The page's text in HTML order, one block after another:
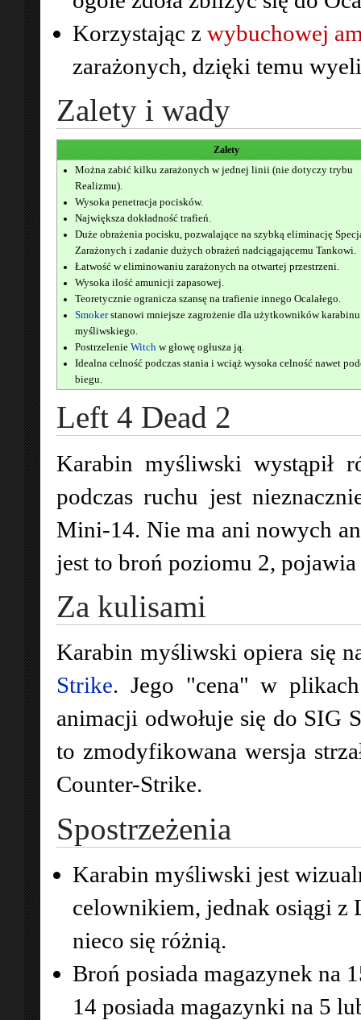
Korzystając z wybuchowej
zarażonych, dzięki temu
Zalety i wady
Zalety
Można zabić kilku zarażonych w jednej linii (nie dotyczy trybu
Realizmu).
Wysoka penetracja pocisków.
Największa dokładność trafień.
Duże obrażenia pocisku, pozwalające na szybką eliminację
Zarażonych i zadanie dużych obrażeń nadciągającemu Tankowi.
Łatwość w eliminowaniu zarażonych na otwartej przestrzeni.
Wysoka ilość amunicji zapasowej.
Teoretycznie ogranicza szansę na trafienie innego Ocalałego.
Smokerstanowi mniejsze zagrożenie dla użytkowników karabinu
myśliwskiego.
PostrzelenieWitch w głowę ogłusza ją.
Idealna celność podczas stania i wciąż wysoka celność nawet
biegu.
Left 4 Dead 2
Karabin myśliwski wystąpił
podczas ruchu jest
Mini-14. Nie ma ani nowych
jest to broń poziomu 2,
Za kulisami
Karabin myśliwski opiera się
Strike. Jego "cena" w
animacji odwołuje się do SIG
to zmodyfikowana wersja
Counter-Strike.
Spostrzeżenia
Karabin myśliwski jest
celownikiem, jednak osiągi z
nieco się różnią.
Broń posiada magazynek na
14 posiada magazynki na 5